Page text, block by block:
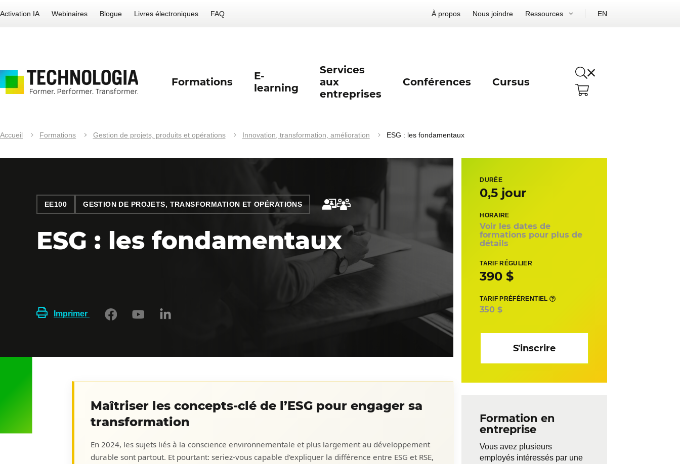
Activation IA Webinaires Blogue Livres électroniques FAQ À propos Nous joindre Ressources EN
Formations
E-
learning
Services
aux
entreprises
Conférences Cursus
Accueil Formations Gestion de projets, produits et opérations Innovation, transformation, amélioration ESG : les fondamentaux
EE100 GESTION DE PROJETS, TRANSFORMATION ET OPÉRATIONS
ESG : les fondamentaux
Imprimer
Maîtriser les concepts-clé de l’ESG pour engager sa
transformation
En 2024, les sujets liés à la conscience environnementale et plus largement au développement
durable sont partout. Et pourtant: seriez-vous capable d'expliquer la différence entre ESG et RSE,
DURÉE
0,5 jour
HORAIRE
Voir les dates de
formations pour plus de
détails
TARIF RÉGULIER
390 $
TARIF PRÉFÉRENTIEL
350 $
S'inscrire
Formation en
entreprise
Vous avez plusieurs
employés intéressés par une